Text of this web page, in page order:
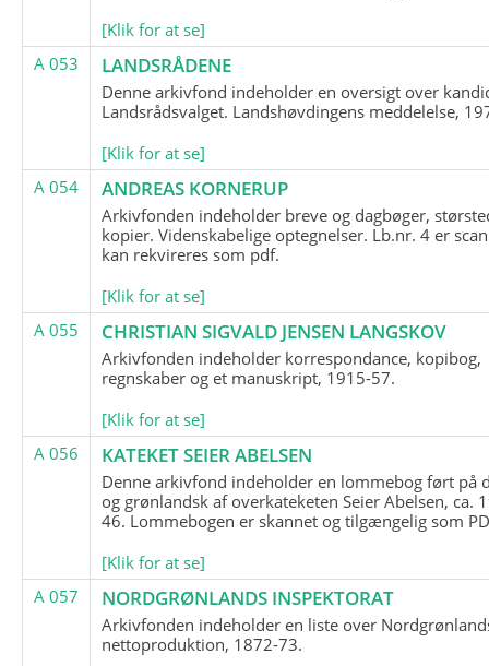
[Klik for at se]
A 053
LANDSRÅDENE
Denne arkivfond indeholder en oversigt over
Landsrådsvalget. Landshøvdingens meddelelse,
[Klik for at se]
A 054
ANDREAS KORNERUP
Arkivfonden indeholder breve og dagbøger,
kopier. Videnskabelige optegnelser. Lb.nr. 4 er
kan rekvireres som pdf.
[Klik for at se]
A 055
CHRISTIAN SIGVALD JENSEN LANGSKOV
Arkivfonden indeholder korrespondance, kopibog,
regnskaber og et manuskript, 1915-57.
[Klik for at se]
A 056
KATEKET SEIER ABELSEN
Denne arkivfond indeholder en lommebog ført på
og grønlandsk af overkateketen Seier Abelsen, ca.
46. Lommebogen er skannet og tilgængelig som
[Klik for at se]
A 057
NORDGRØNLANDS INSPEKTORAT
Arkivfonden indeholder en liste over
nettoproduktion, 1872-73.